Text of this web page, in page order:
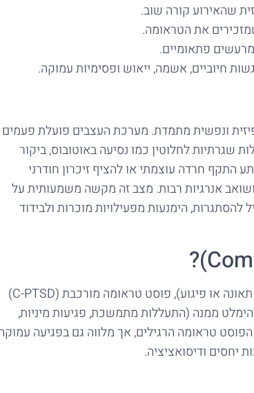
שהאירוע קורה שוב.
את הטראומה.
פתאומיים.
חיוביים, אשמה, ייאוש ופסימיות עמוקה.
ונפשית מתמדת. מערכת העצבים פועלת פעמים
לחלוטין כמו נסיעה באוטובוס, ביקור
חרדה עוצמתי או להציף זיכרון חודרני
אנרגיות רבות. מצב זה מקשה משמעותית על
הימנעות מפעילויות מוכרות ולבידוד
בעוד ש-PTSD מתפתחת לרוב בעקבות אירוע טראומטי נקודתי ומוגדר (כמו תאונה או פיגוע), פוסט טראומה מורכבת (C-PTSD)
ממנה (התעללות מתמשכת, פגיעות מיניות,
טראומה הרגילים, אך מלווה גם בפגיעה
יחסים ודיסואציציה.